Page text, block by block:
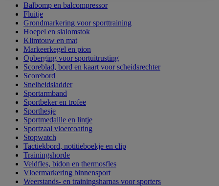
Balbomp en balcompressor
Fluitje
Grondmarkering voor sporttraining
Hoepel en slalomstok
Klimtouw en mat
Markeerkegel en pion
Opberging voor sportuitrusting
Scoreblad, bord en kaart voor scheidsrechter
Scorebord
Snelheidsladder
Sportarmband
Sportbeker en trofee
Sporthesje
Sportmedaille en lintje
Sportzaal vloercoating
Stopwatch
Tactiekbord, notitieboekje en clip
Trainingshorde
Veldfles, bidon en thermosfles
Vloermarkering binnensport
Weerstands- en trainingsharnas voor sporters